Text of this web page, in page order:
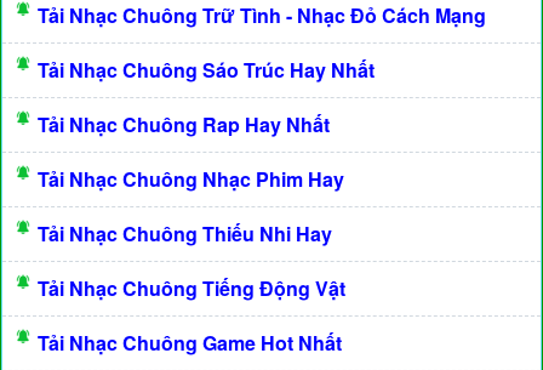
Tải Nhạc Chuông Trữ Tình - Nhạc Đỏ Cách Mạng
Tải Nhạc Chuông Sáo Trúc Hay Nhất
Tải Nhạc Chuông Rap Hay Nhất
Tải Nhạc Chuông Nhạc Phim Hay
Tải Nhạc Chuông Thiếu Nhi Hay
Tải Nhạc Chuông Tiếng Động Vật
Tải Nhạc Chuông Game Hot Nhất